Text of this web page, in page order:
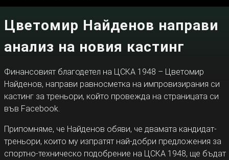
Цветомир Найденов направи
анализ на новия кастинг
Финансовият благодетел на ЦСКА 1948 – Цветомир
Найденов, направи равносметка на импровизирания си
кастинг за треньори, който провежда на страницата си
във Facebook.
Припомняме, че Найденов обяви, че двамата кандидат-
треньори, които му изпратят най-добри предложения за
спортно-техническо подобрение на ЦСКА 1948, ще бъдат